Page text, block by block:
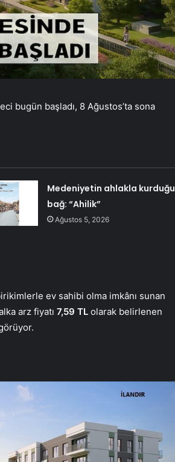
bugün başladı, 8 Ağustos’ta sona
Medeniyetin ahlakla kurduğu
bağ: “Ahilik”
Ağustos 5, 2026
ev sahibi olma imkânı sunan
arz fiyatı 7,59 TL olarak belirlenen